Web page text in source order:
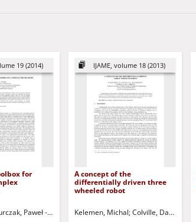
) - red. Uciński, Dariusz - red.
19 (2014)
for
Paweł - red.
IJAME, volume 18 (2013)
A concept of the
differentially driven three
wheeled robot
Kelemen, Michal Colville, Daniel John